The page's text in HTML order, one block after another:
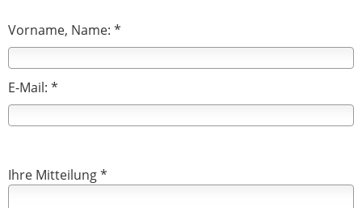
Vorname, Name: *
E-Mail: *
Ihre Mitteilung *